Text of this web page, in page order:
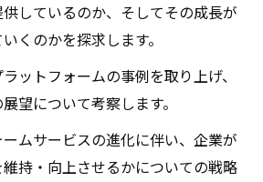
しているのか、そしてその成長が
くのかを探求します。
ットフォームの事例を取り上げ、
望について考察します。
ムサービスの進化に伴い、企業が
持・向上させるかについての戦略